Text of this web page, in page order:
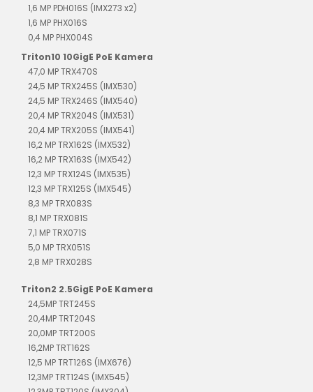
1,6 MP PDH016S (IMX273 x2)
1,6 MP PHX016S
0,4 MP PHX004S
Triton10 10GigE PoE Kamera
47,0 MP TRX470S
24,5 MP TRX245S (IMX530)
24,5 MP TRX246S (IMX540)
20,4 MP TRX204S (IMX531)
20,4 MP TRX205S (IMX541)
16,2 MP TRX162S (IMX532)
16,2 MP TRX163S (IMX542)
12,3 MP TRX124S (IMX535)
12,3 MP TRX125S (IMX545)
8,3 MP TRX083S
8,1 MP TRX081S
7,1 MP TRX071S
5,0 MP TRX051S
2,8 MP TRX028S
Triton2 2.5GigE PoE Kamera
24,5MP TRT245S
20,4MP TRT204S
20,0MP TRT200S
16,2MP TRT162S
12,5 MP TRT126S (IMX676)
12,3MP TRT124S (IMX545)